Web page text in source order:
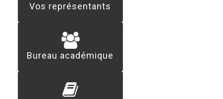
Vos représentants
Bureau académique